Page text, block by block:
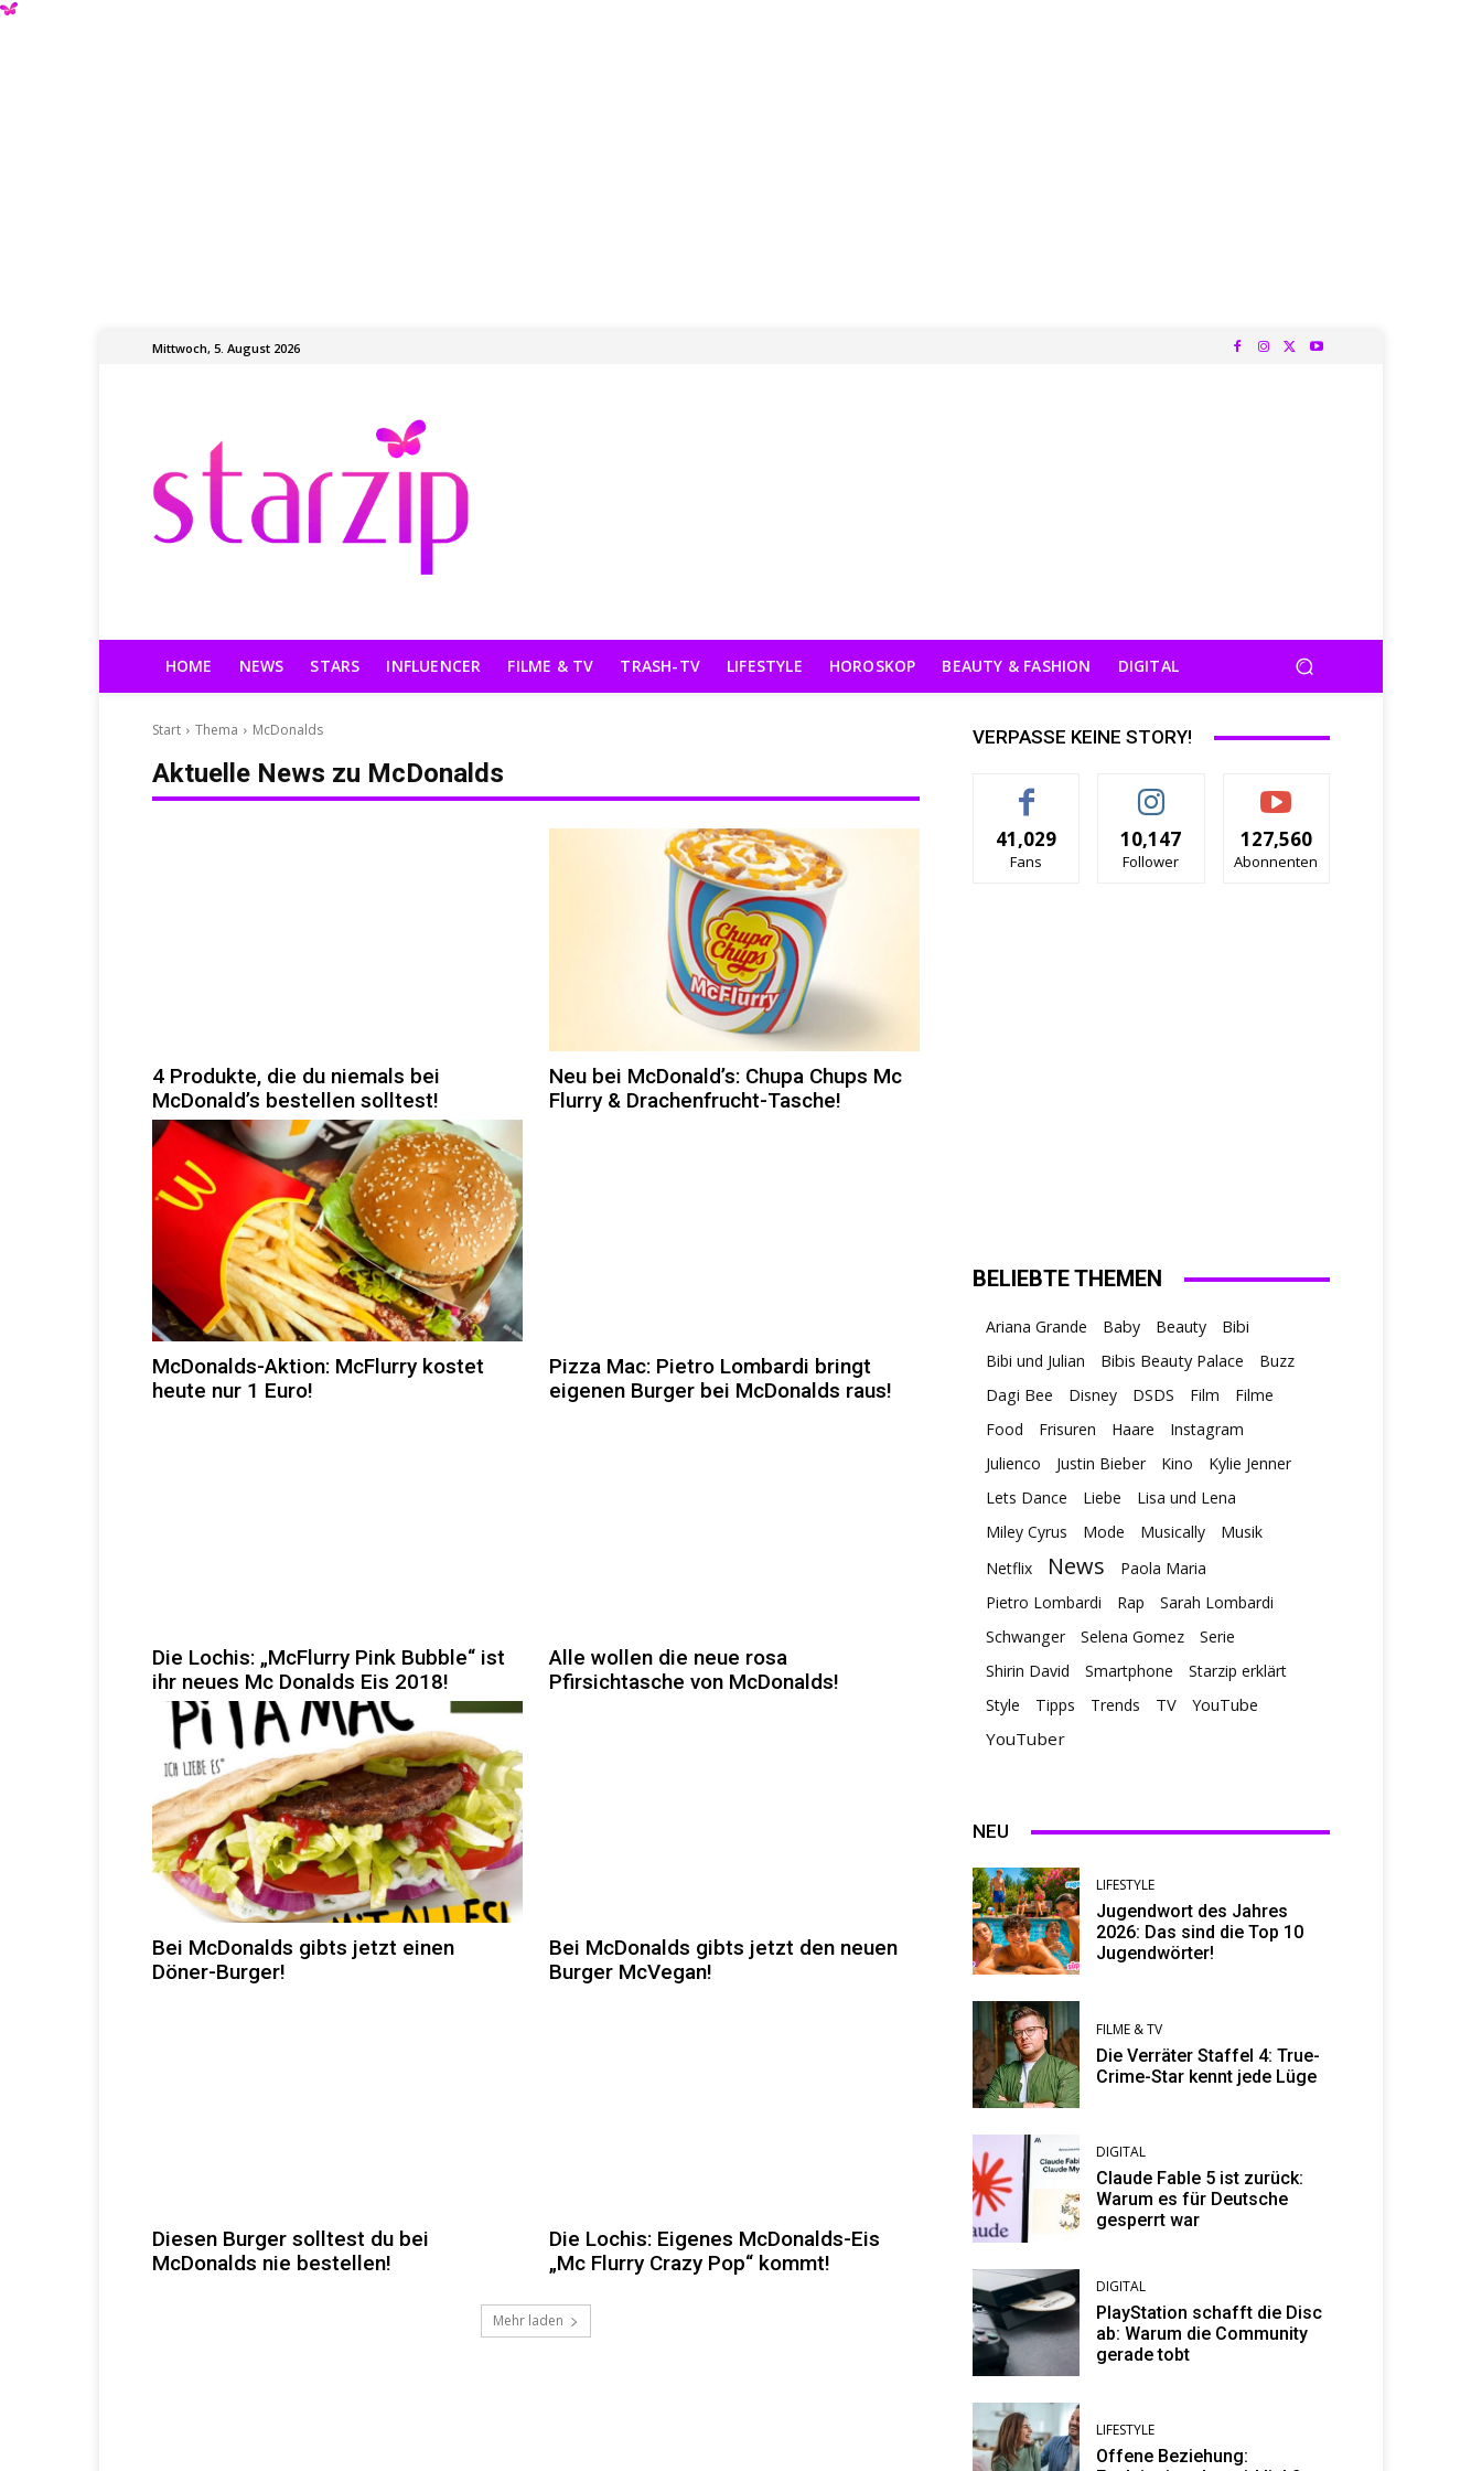
Mittwoch, 5. August 2026
HOME NEWS STARS INFLUENCER FILME & TV TRASH-TV LIFESTYLE HOROSKOP BEAUTY & FASHION DIGITAL
Start Thema McDonalds
Aktuelle News zu McDonalds
4 Produkte, die du niemals bei
McDonald’s bestellen solltest!
Neu bei McDonald’s: Chupa Chups Mc
Flurry & Drachenfrucht-Tasche!
McDonalds-Aktion: McFlurry kostet
heute nur 1 Euro!
Pizza Mac: Pietro Lombardi bringt
eigenen Burger bei McDonalds raus!
Die Lochis: „McFlurry Pink Bubble“ ist
ihr neues Mc Donalds Eis 2018!
Alle wollen die neue rosa
Pfirsichtasche von McDonalds!
Bei McDonalds gibts jetzt einen
Döner-Burger!
Bei McDonalds gibts jetzt den neuen
Burger McVegan!
Diesen Burger solltest du bei
McDonalds nie bestellen!
Die Lochis: Eigenes McDonalds-Eis
„Mc Flurry Crazy Pop“ kommt!
Mehr laden
VERPASSE KEINE STORY!
41,029
Fans
10,147
Follower
127,560
Abonnenten
BELIEBTE THEMEN
Ariana Grande Baby Beauty
Bibi
Bibi und Julian
Bibis Beauty Palace
Buzz
Dagi Bee
Disney DSDS Film
Filme
Food
Frisuren Haare
Instagram
Julienco
Justin Bieber Kino
Kylie Jenner
Lets Dance
Liebe
Lisa und Lena
Miley Cyrus
Mode Musically
Musik
Netflix
News
Paola Maria
Pietro Lombardi
Rap
Sarah Lombardi
Schwanger
Selena Gomez
Serie
Shirin David
Smartphone
Starzip erklärt
Style
Tipps Trends TV YouTube
YouTuber
NEU
LIFESTYLE
Jugendwort des Jahres
2026: Das sind die Top 10
Jugendwörter!
FILME & TV
Die Verräter Staffel 4: True-
Crime-Star kennt jede Lüge
DIGITAL
Claude Fable 5 ist zurück:
Warum es für Deutsche
gesperrt war
DIGITAL
PlayStation schafft die Disc
ab: Warum die Community
gerade tobt
LIFESTYLE
Offene Beziehung: